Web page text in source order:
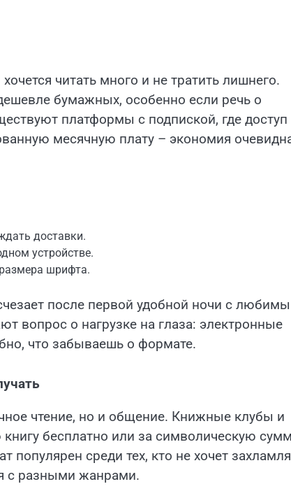
читать много и не тратить лишнего.
бумажных, особенно если речь о
платформы с подпиской, где доступ
месячную плату – экономия
доставки.
устройстве.
шрифта.
после первой удобной ночи с
вопрос о нагрузке на глаза: электронные
что забываешь о формате.
чтение, но и общение. Книжные клубы и
бесплатно или за символическую
среди тех, кто не хочет
с разными жанрами.